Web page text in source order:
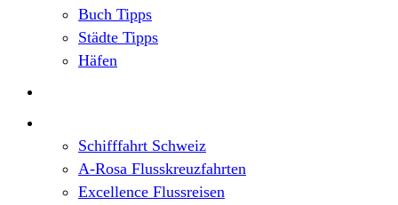
Buch Tipps
Städte Tipps
Häfen
Schifffahrt Schweiz
A-Rosa Flusskreuzfahrten
Excellence Flussreisen